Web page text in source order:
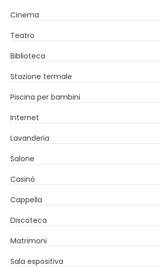
Cinema
Teatro
Biblioteca
Stazione termale
Piscina per bambini
Internet
Lavanderia
Salone
Casinò
Cappella
Discoteca
Matrimoni
Sala espositiva